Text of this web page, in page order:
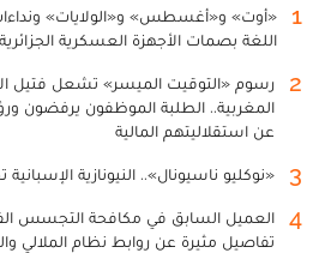
1
«أوت» و«أغسطس» و«الولايات»
اللغة بصمات الأجهزة العسكرية
2
رسوم «التوقيت الميسر» تشعل فتيل
المغربية.. الطلبة الموظفون يرفضون
عن استقلاليتهم المالية
3 «نوكليو ناسيونال».. النيونازية الإسبانية
4
العميل السابق في مكافحة التجسس
تفاصيل مثيرة عن روابط نظام الملالي